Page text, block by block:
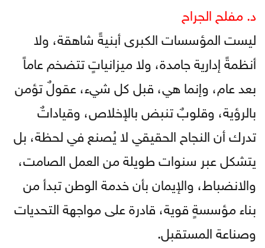
د. مفلح الجراح
ليست المؤسسات الكبرى أبنيةً شاهقة، ولا
أنظمةً إدارية جامدة، ولا ميزانياتٍ تتضخم عاماً
بعد عام، وإنما هي، قبل كل شيء، عقولٌ تؤمن
بالرؤية، وقلوبٌ تنبض بالإخلاص، وقياداتٌ
تدرك أن النجاح الحقيقي لا يُصنع في لحظة، بل
يتشكل عبر سنوات طويلة من العمل الصامت،
والانضباط، والإيمان بأن خدمة الوطن تبدأ من
بناء مؤسسةٍ قوية، قادرة على مواجهة التحديات
وصناعة المستقبل.